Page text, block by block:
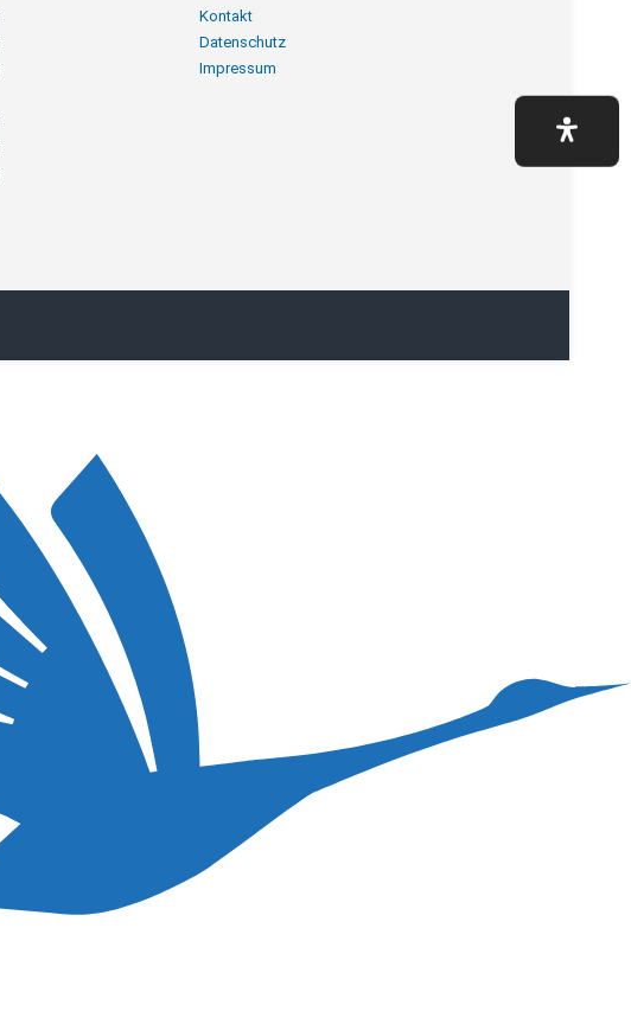
Navigation
überspringen
Kontakt
Datenschutz
Impressum